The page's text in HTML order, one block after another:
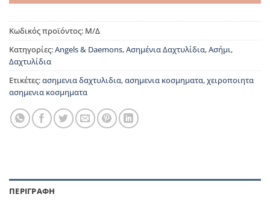
Κωδικός προϊόντος: Μ/Δ
Κατηγορίες:Angels & Daemons,Ασημένια Δαχτυλίδια,Ασήμι,
Δαχτυλίδια
Ετικέτες:ασημενια δαχτυλιδια,ασημενια κοσμηματα,χειροποιητα
ασημενια κοσμηματα
ΠΕΡΙΓΡΑΦΉ